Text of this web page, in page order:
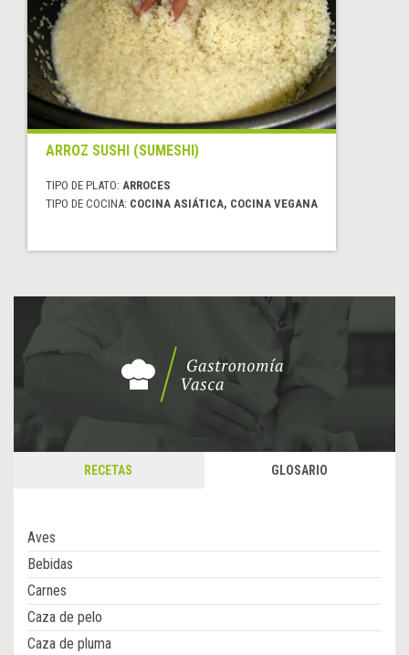
ARROZ SUSHI (SUMESHI)
TIPO DE PLATO: ARROCES
TIPO DE COCINA: COCINA ASIÁTICA, COCINA VEGANA
RECETAS GLOSARIO
Aves
Bebidas
Carnes
Caza de pelo
Caza de pluma